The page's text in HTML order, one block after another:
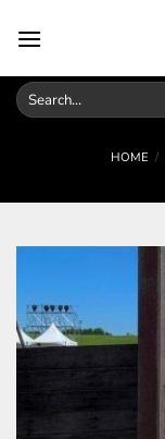
Search
for:
HOME /